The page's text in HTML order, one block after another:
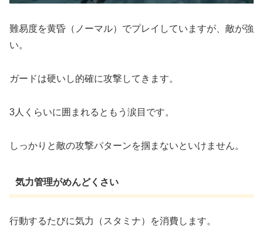
難易度を黄昏（ノーマル）でプレイしていますが、敵が強
い。
ガードは硬いし的確に攻撃してきます。
3人くらいに囲まれるともう涙目です。
しっかりと敵の攻撃パターンを掴まないといけません。
気力管理がめんどくさい
行動するたびに気力（スタミナ）を消費します。